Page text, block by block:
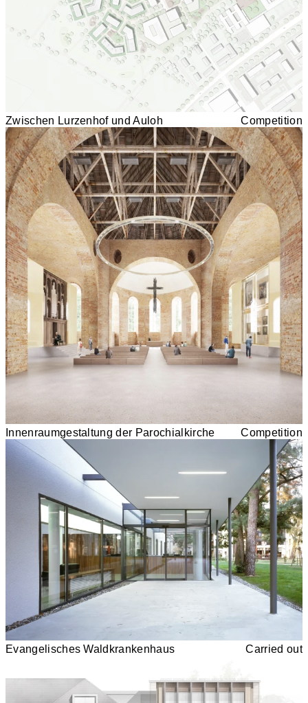
Zwischen Lurzenhof und Auloh Competition
Innenraumgestaltung der Parochialkirche Competition
Evangelisches Waldkrankenhaus Carried out